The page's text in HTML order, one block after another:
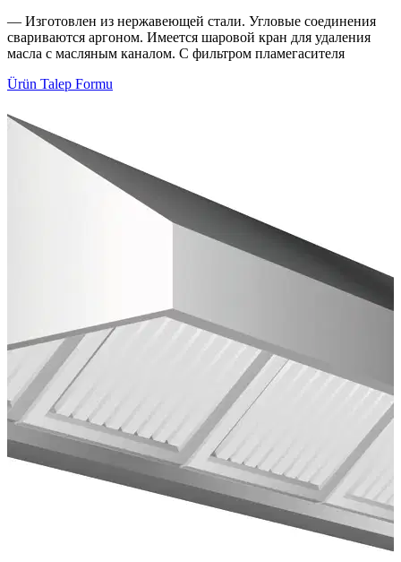
— Изготовлен из нержавеющей стали. Угловые соединения
свариваются аргоном. Имеется шаровой кран для удаления
масла с масляным каналом. С фильтром пламегасителя
Ürün Talep Formu